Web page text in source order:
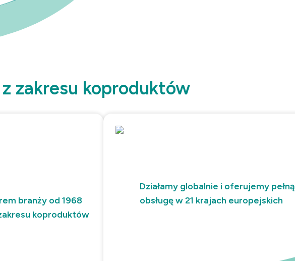
zakresu koproduktów
branży od 1968
koproduktów
Działamy globalnie i oferujemy pełną
obsługę w 21 krajach europejskich